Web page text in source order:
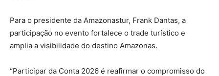
Para o presidente da Amazonastur, Frank Dantas, a
participação no evento fortalece o trade turístico e
amplia a visibilidade do destino Amazonas.
“Participar da Conta 2026 é reafirmar o compromisso do